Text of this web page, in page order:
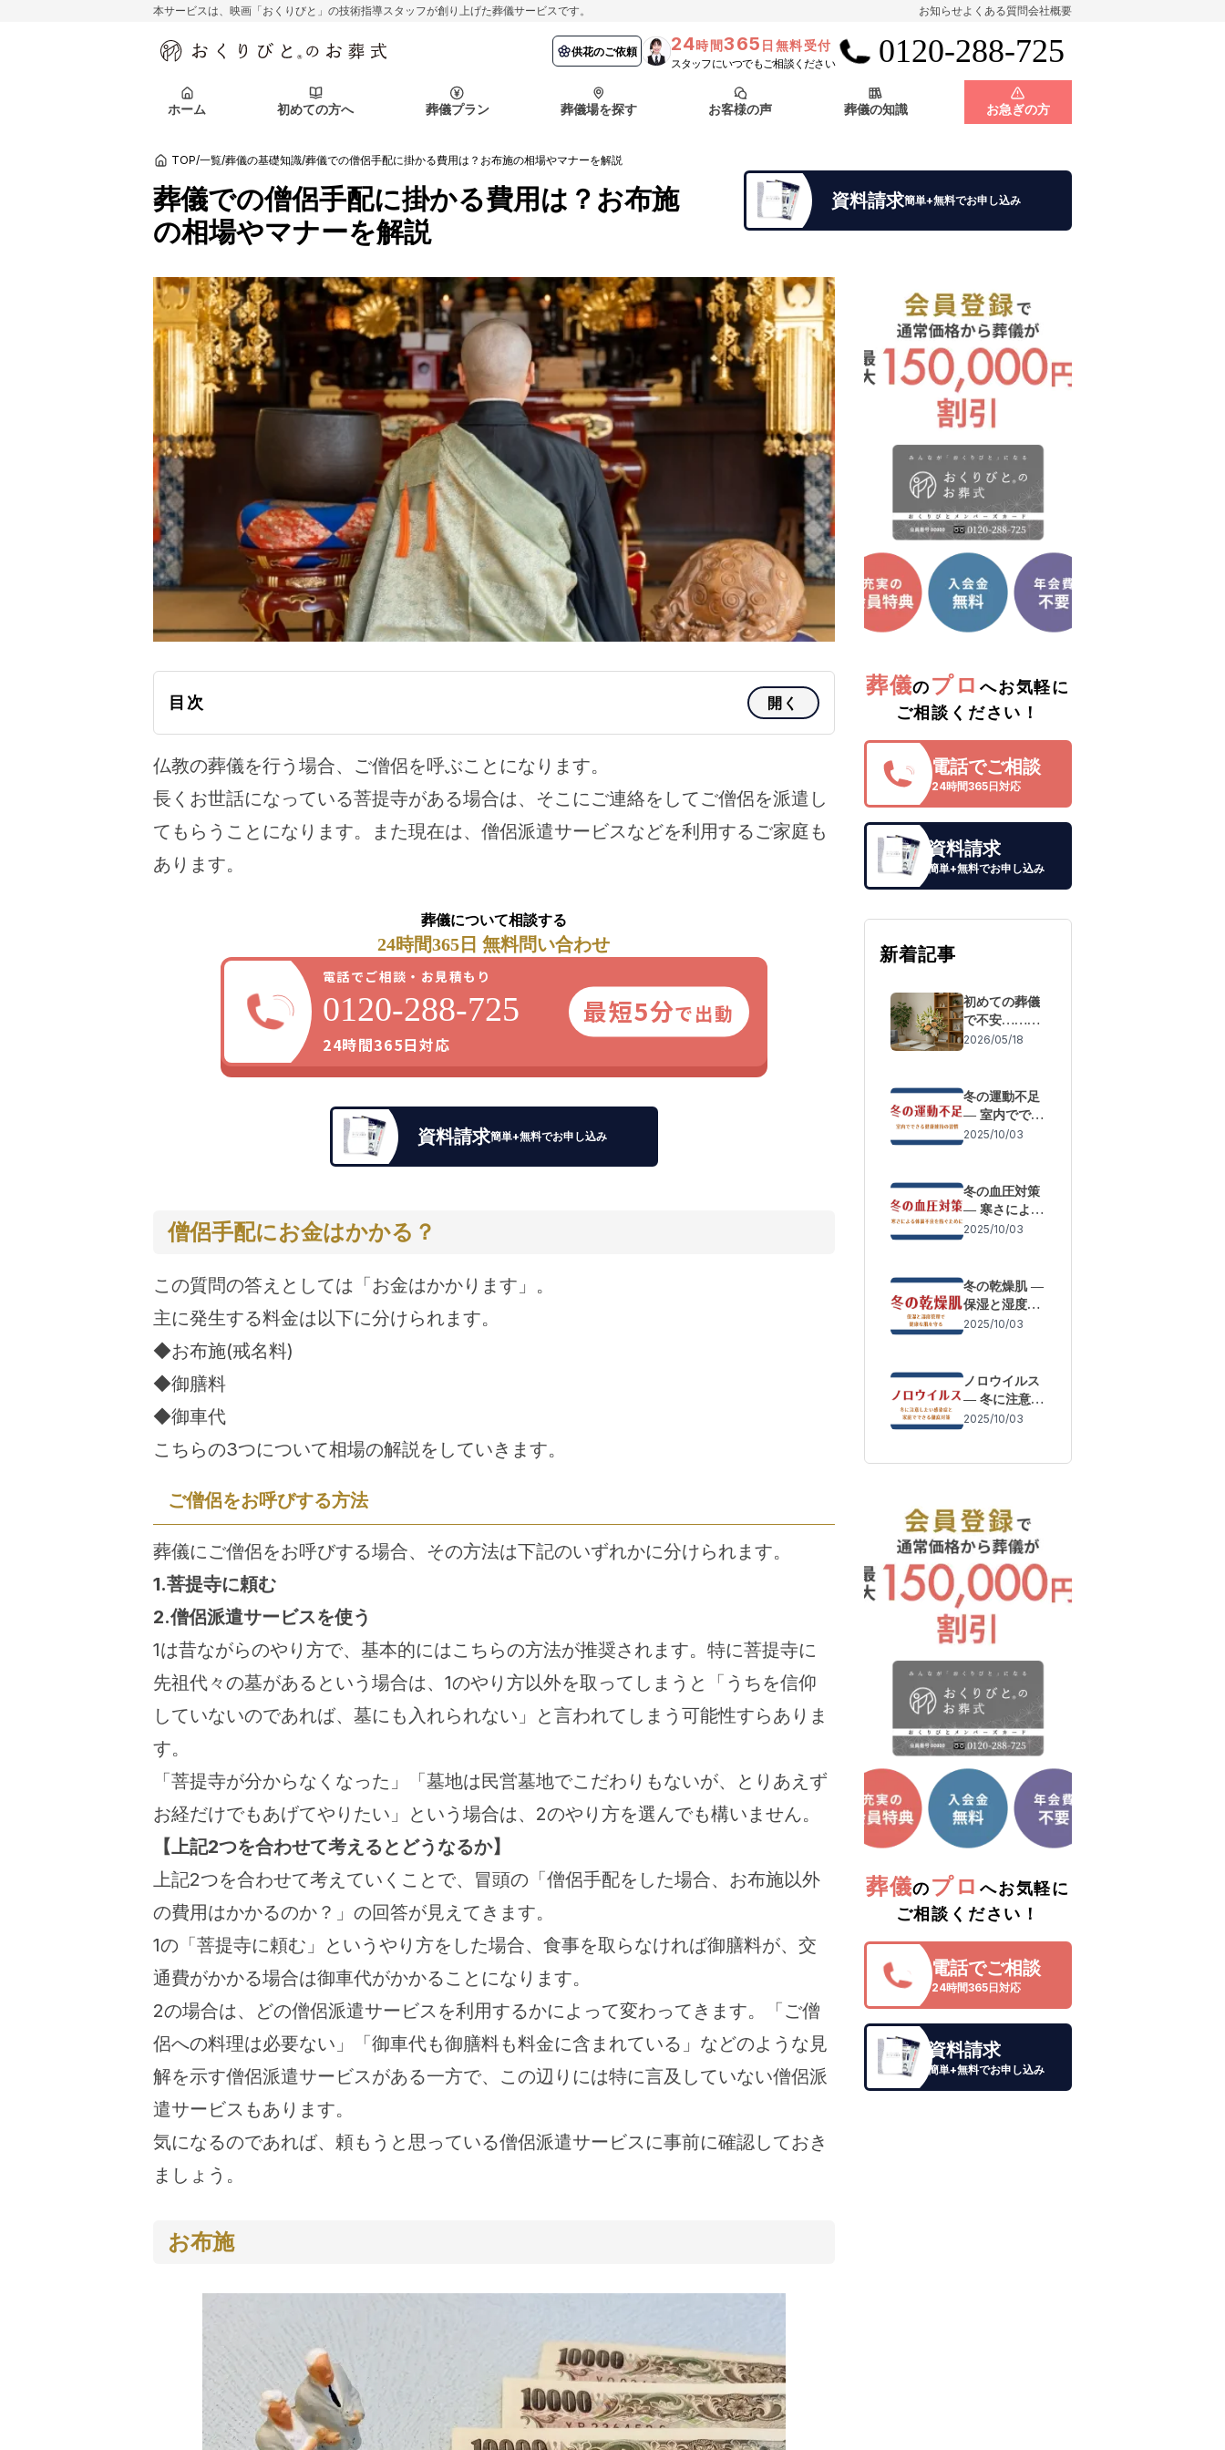
本サービスは、映画「おくりびと」の技術指導スタッフが創り上げた葬儀サービスです。 お知らせよくある質問会社概要
供花のご依頼 24時間365 日無料受付
スタッフにいつでもご相談ください 0120-288-725
ホーム 初めての方へ
葬儀の流れ 会員制度
アフターサポート
会社を知る スタッフ一覧 採用情報 会社概要
葬儀プラン 葬儀場を探す
千葉県 神奈川県
北海道エリア 札幌市
お客様の声
よくある質問
葬儀の知識 お急ぎの方
初めての方へ 初めての方へ 納棺の儀とは？ 葬儀の流れ 会員制度
会社を知る スタッフ一覧 採用情報
関東エリア 東京都 埼玉県 千葉県 神奈川県
北海道エリア 札幌市
お客様の声 ご葬儀事例 お客様の声 よくある質問
葬儀の知識 葬儀の知識 供花のご依頼
TOP/一覧/葬儀の基礎知識/葬儀での僧侶手配に掛かる費用は？お布施の相場やマナーを解説
葬儀での僧侶手配に掛かる費用は？お布施
の相場やマナーを解説
資料請求簡単+無料でお申し込み
目次 開く
仏教の葬儀を行う場合、ご僧侶を呼ぶことになります。
長くお世話になっている菩提寺がある場合は、そこにご連絡をしてご僧侶を派遣し
てもらうことになります。また現在は、僧侶派遣サービスなどを利用するご家庭も
あります。
葬儀について相談する
24時間365日 無料問い合わせ
電話でご相談・お見積もり
0120-288-725
24時間365日対応
最短5分で出動
資料請求簡単+無料でお申し込み
僧侶手配にお金はかかる？
この質問の答えとしては「お金はかかります」。
主に発生する料金は以下に分けられます。
◆お布施(戒名料)
◆御膳料
◆御車代
こちらの3つについて相場の解説をしていきます。
ご僧侶をお呼びする方法
葬儀にご僧侶をお呼びする場合、その方法は下記のいずれかに分けられます。
1.菩提寺に頼む
2.僧侶派遣サービスを使う
1は昔ながらのやり方で、基本的にはこちらの方法が推奨されます。特に菩提寺に
先祖代々の墓があるという場合は、1のやり方以外を取ってしまうと「うちを信仰
していないのであれば、墓にも入れられない」と言われてしまう可能性すらありま
す。
「菩提寺が分からなくなった」「墓地は民営墓地でこだわりもないが、とりあえず
お経だけでもあげてやりたい」という場合は、2のやり方を選んでも構いません。
【上記2つを合わせて考えるとどうなるか】
上記2つを合わせて考えていくことで、冒頭の「僧侶手配をした場合、お布施以外
の費用はかかるのか？」の回答が見えてきます。
1の「菩提寺に頼む」というやり方をした場合、食事を取らなければ御膳料が、交
通費がかかる場合は御車代がかかることになります。
2の場合は、どの僧侶派遣サービスを利用するかによって変わってきます。「ご僧
侶への料理は必要ない」「御車代も御膳料も料金に含まれている」などのような見
解を示す僧侶派遣サービスがある一方で、この辺りには特に言及していない僧侶派
遣サービスもあります。
気になるのであれば、頼もうと思っている僧侶派遣サービスに事前に確認しておき
ましょう。
お布施
葬儀のプロ へお気軽に
ご相談ください！
電話でご相談
24時間365日対応
資料請求
簡単+無料でお申し込み
新着記事
初めての葬儀
で不安……も
しもの際の流
前準備」
2026/05/18
冬の運動不足
― 室内ででき
る健康維持の
2025/10/03
冬の血圧対策
― 寒さによる
体調変化を防
2025/10/03
冬の乾燥肌 ―
保湿と湿度管
理で健康な肌
2025/10/03
ノロウイルス
― 冬に注意し
たい感染症と
2025/10/03
葬儀のプロ へお気軽に
ご相談ください！
電話でご相談
24時間365日対応
資料請求
簡単+無料でお申し込み